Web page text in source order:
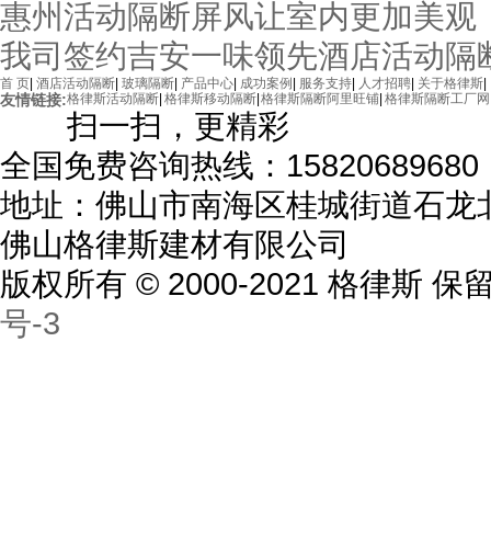
海南三亚高尔夫会所
惠州活动隔断屏风让室内更加美观
我司签约吉安一味领先酒店活动隔
首 页 酒店活动隔断 玻璃隔断 产品中心 成功案例 服务支持 人才招聘 关于格律斯
友情链接:格律斯活动隔断 格律斯移动隔断| 格律斯隔断阿里旺铺 格律斯隔断工厂网
扫一扫，更精彩
全国免费咨询热线：15820689680
地址：佛山市南海区桂城街道石龙
佛山格律斯建材有限公司
版权所有 © 2000-2021 格律斯 保
号-3